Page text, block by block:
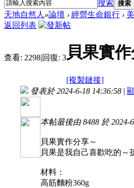
搜索 搜索
天地自然人 »論壇 › 經營生命銀行 ›
返回列表
查看: 2298|回復: 3 貝果實
[複製鏈接]
發表於 2024-6-18 14:36:58 |
本帖最後由 8488 於 2024-
貝果實作分享～
貝果是我自己喜歡吃的
材料：
高筋麵粉360g